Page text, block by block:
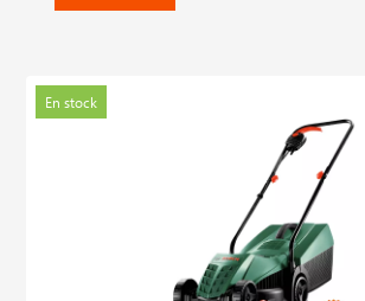
En stock